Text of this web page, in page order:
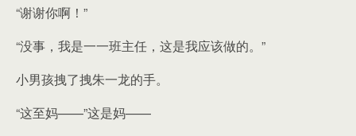
“谢谢你啊！”
“没事，我是一一班主任，这是我应该做的。”
小男孩拽了拽朱一龙的手。
“这至妈——”这是妈——